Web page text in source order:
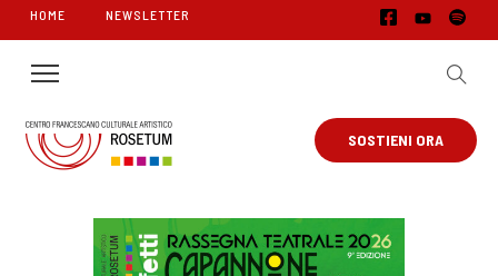
HOME NEWSLETTER
SOSTIENI ORA